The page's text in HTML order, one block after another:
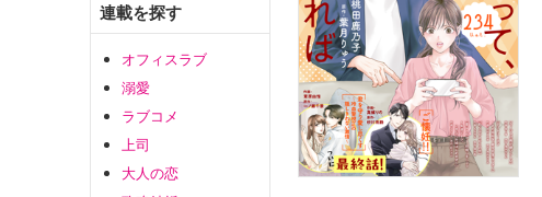
連載を探す
オフィスラブ
溺愛
ラブコメ
上司
大人の恋